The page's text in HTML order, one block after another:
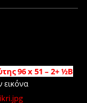
96 x 51 – 2+ ½B
εικόνα